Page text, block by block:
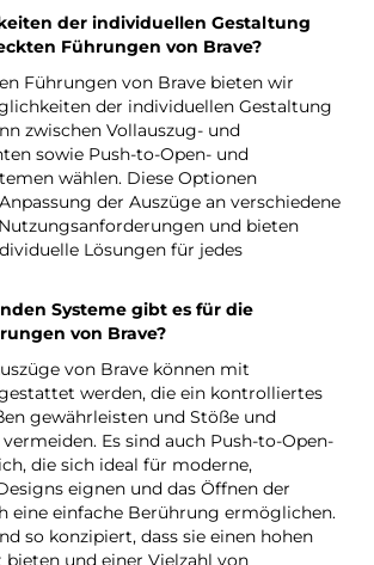
der individuellen Gestaltung
Führungen von Brave?
Führungen von Brave bieten wir
der individuellen Gestaltung
zwischen Vollauszug- und
sowie Push-to-Open- und
wählen. Diese Optionen
der Auszüge an verschiedene
und bieten
Lösungen für jedes
Systeme gibt es für die
von Brave?
von Brave können mit
werden, die ein kontrolliertes
gewährleisten und Stöße und
Es sind auch Push-to-Open-
die sich ideal für moderne,
eignen und das Öffnen der
eine einfache Berührung ermöglichen.
so konzipiert, dass sie einen hohen